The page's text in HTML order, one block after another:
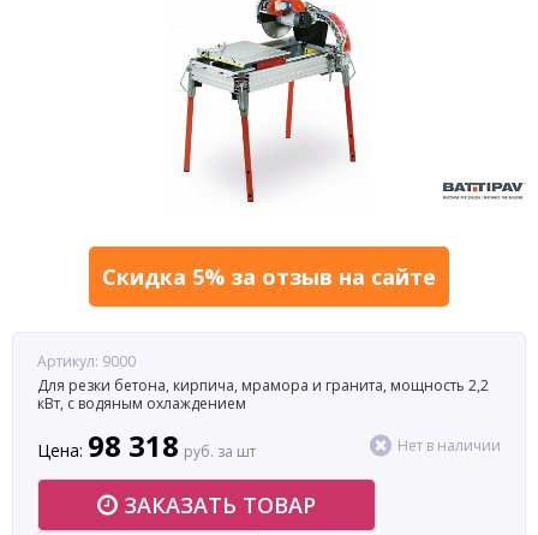
Скидка 5% за отзыв на сайте
Артикул: 9000
Для резки бетона, кирпича, мрамора и гранита, мощность 2,2
кВт, с водяным охлаждением
Цена: 98 318 руб. за шт Нет в наличии
ЗАКАЗАТЬ ТОВАР